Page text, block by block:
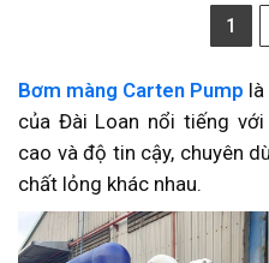
1
Bơm màng Carten Pump
của Đài Loan nổi tiếng
cao và độ tin cậy, chuyên
chất lỏng khác nhau.